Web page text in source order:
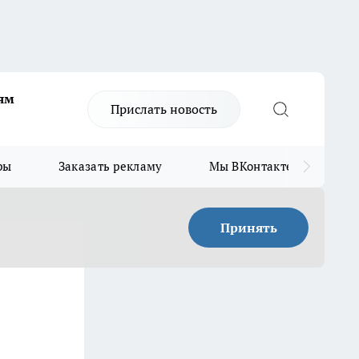
Прислать новость
Заказать рекламу Мы ВКонтакте
Принять